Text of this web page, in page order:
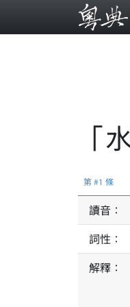
「
第 #1 條
讀音：
詞性：
解釋：